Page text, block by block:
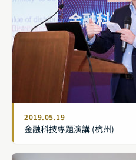
2019.05.19
金融科技專題演講 (杭州)